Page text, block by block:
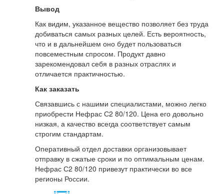
Вывод
Как видим, указанное вещество позволяет без труда
добиваться самых разных целей. Есть вероятность,
что и в дальнейшем оно будет пользоваться
повсеместным спросом. Продукт давно
зарекомендовал себя в разных отраслях и
отличается практичностью.
Как заказать
Связавшись с нашими специалистами, можно легко
приобрести Нефрас С2 80/120. Цена его довольно
низкая, а качество всегда соответствует самым
строгим стандартам.
Оперативный отдел доставки организовывает
отправку в сжатые сроки и по оптимальным ценам.
Нефрас С2 80/120 привезут практически во все
регионы России.